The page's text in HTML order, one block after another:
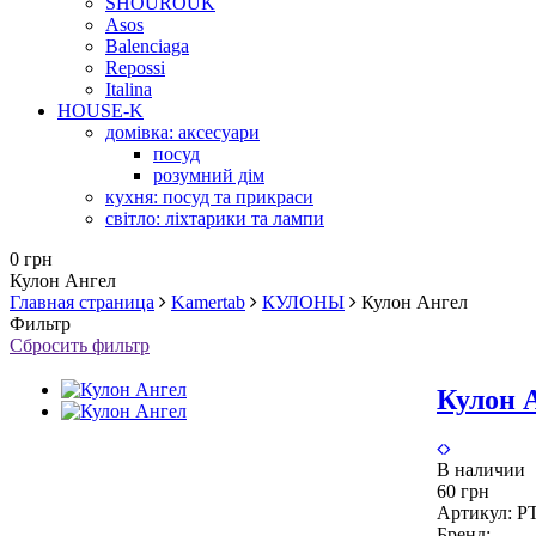
Asos
Balenciaga
Repossi
Italina
HOUSE-K
домівка: аксесуари
посуд
розумний дім
кухня: посуд та прикраси
світло: ліхтарики та лампи
0 грн
Кулон Ангел
Главная страница
Kamertab КУЛОНЫ
Кулон Ангел
Фильтр
Сбросить фильтр
Кулон
В наличии
60 грн
Артикул: